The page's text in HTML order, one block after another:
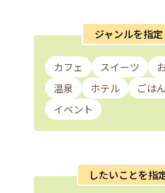
ジャンルを指
カフェ スイーツ
温泉
ホテル ごはん
イベント
したいことを指